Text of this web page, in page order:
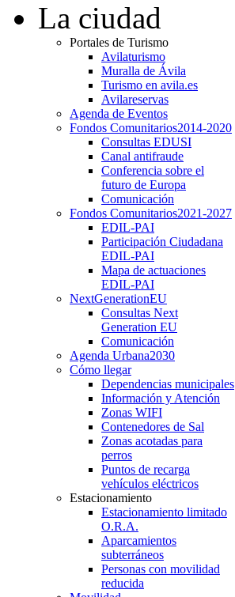
La ciudad
Portales de Turismo
Avilaturismo
Muralla de Ávila
Turismo en avila.es
Avilareservas
Agenda de Eventos
Fondos Comunitarios2014-2020
Consultas EDUSI
Canal antifraude
Conferencia sobre el
futuro de Europa
Comunicación
Fondos Comunitarios2021-2027
EDIL-PAI
Participación Ciudadana
EDIL-PAI
Mapa de actuaciones
EDIL-PAI
NextGenerationEU
Consultas Next
Generation EU
Comunicación
Agenda Urbana2030
Cómo llegar
Dependencias municipales
Información y Atención
Zonas WIFI
Contenedores de Sal
Zonas acotadas para
perros
Puntos de recarga
vehículos eléctricos
Estacionamiento
Estacionamiento limitado
O.R.A.
Aparcamientos
subterráneos
Personas con movilidad
reducida